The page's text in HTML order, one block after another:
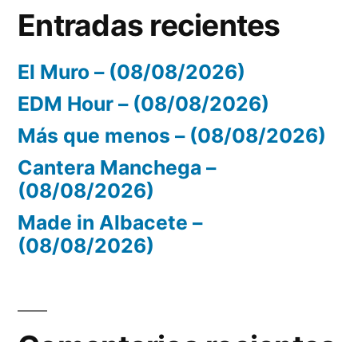
Entradas recientes
El Muro – (08/08/2026)
EDM Hour – (08/08/2026)
Más que menos – (08/08/2026)
Cantera Manchega –
(08/08/2026)
Made in Albacete –
(08/08/2026)